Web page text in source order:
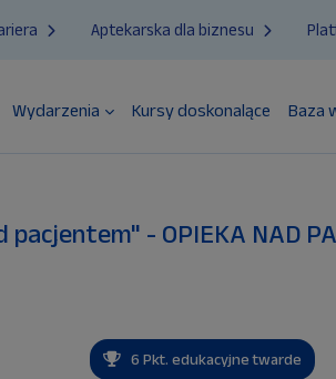
Aptekarska dla biznesu
Wydarzenia Kursy doskonalące Baza
- OPIEKA NAD
6 Pkt. edukacyjne twarde